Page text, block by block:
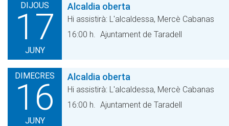
DIJOUS
17
JUNY
Alcaldia oberta
Hi assistirà: L'alcaldessa, Mercè Cabanas
16:00 h. Ajuntament de Taradell
DIMECRES
16
JUNY
Alcaldia oberta
Hi assistirà: L'alcaldessa, Mercè Cabanas
16:00 h. Ajuntament de Taradell